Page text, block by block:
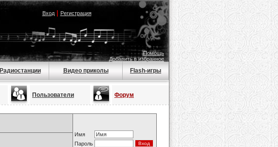
Вход| Регистрация
Помощь
Добавить в избранное
Радиостанции Видео приколы Flash-игры
Пользователи Форум
Имя
Пароль